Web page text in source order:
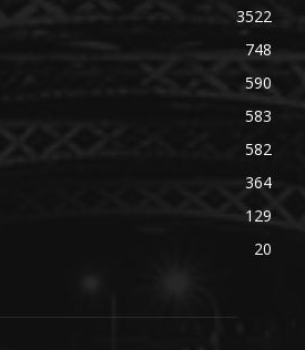
3522
748
590
583
582
364
129
20